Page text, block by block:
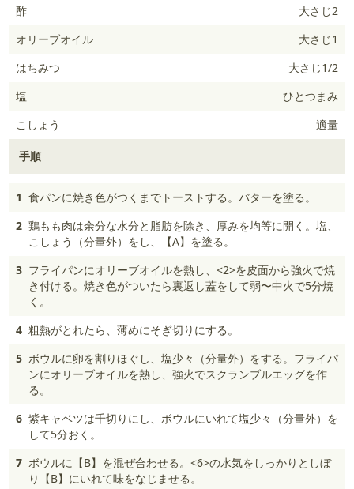
酢
大さじ2
オリーブオイル
大さじ1
はちみつ
大さじ1/2
塩
ひとつまみ
こしょう
適量
手順
1 食パンに焼き色がつくまでトーストする。バターを塗る。
2 鶏もも肉は余分な水分と脂肪を除き、厚みを均等に開く。塩、
こしょう（分量外）をし、【A】を塗る。
3 フライパンにオリーブオイルを熱し、<2>を皮面から強火で焼
き付ける。焼き色がついたら裏返し蓋をして弱〜中火で5分焼
く。
4 粗熱がとれたら、薄めにそぎ切りにする。
5 ボウルに卵を割りほぐし、塩少々（分量外）をする。フライパ
ンにオリーブオイルを熱し、強火でスクランブルエッグを作
る。
6 紫キャベツは千切りにし、ボウルにいれて塩少々（分量外）を
して5分おく。
7 ボウルに【B】を混ぜ合わせる。<6>の水気をしっかりとしぼ
り【B】にいれて味をなじませる。